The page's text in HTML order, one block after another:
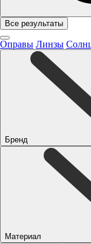
Все результаты
Оправы Линзы
Бренд
Материал